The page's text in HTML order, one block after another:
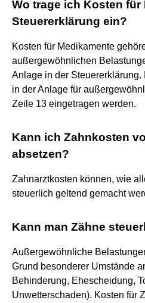
Wo trage ich Kosten für
Steuererklärung ein?
Kosten für Medikamente
außergewöhnlichen
Anlage in der
in der Anlage für
Zeile 13 eingetragen werden.
Kann ich Zahnkosten
absetzen?
Zahnarztkosten können, wie
steuerlich geltend gemacht
Kann man Zähne
Außergewöhnliche
Grund besonderer Umstände
Behinderung, Ehescheidung,
Unwetterschaden). Kosten für